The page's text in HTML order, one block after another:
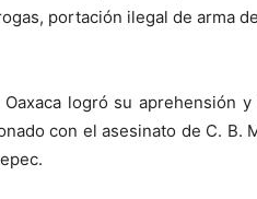
portación ilegal de arma
logró su aprehensión
con el asesinato de C. B.